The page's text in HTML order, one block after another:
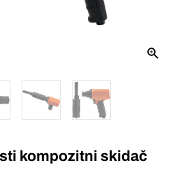
kompozitni skidač